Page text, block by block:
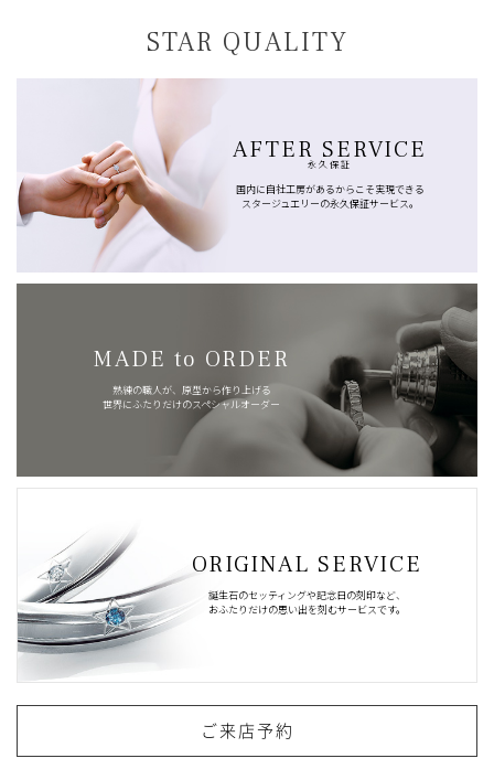
STAR QUALITY
AFTER SERVICE
永久保証
国内に自社工房があるからこそ実現できる
スタージュエリーの永久保証サービス。
MADE to ORDER
熟練の職人が、原型から作り上げる
世界にふたりだけのスペシャルオーダー
ORIGINAL SERVICE
誕生石のセッティングや記念日の刻印など、
おふたりだけの思い出を刻むサービスです。
ご来店予約